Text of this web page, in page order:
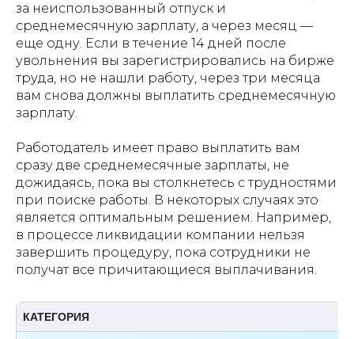
за неиспользованный отпуск и
среднемесячную зарплату, а через месяц —
еще одну. Если в течение 14 дней после
увольнения вы зарегистрировались на бирже
труда, но не нашли работу, через три месяца
вам снова должны выплатить среднемесячную
зарплату.
Работодатель имеет право выплатить вам
сразу две среднемесячные зарплаты, не
дожидаясь, пока вы столкнетесь с трудностями
при поиске работы. В некоторых случаях это
является оптимальным решением. Например,
в процессе ликвидации компании нельзя
завершить процедуру, пока сотрудники не
получат все причитающиеся выплачивания.
КАТЕГОРИЯ